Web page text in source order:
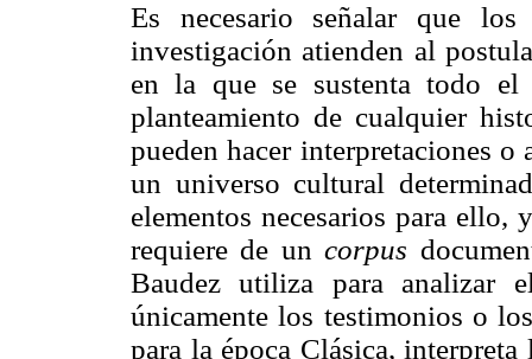
Es necesario señalar que
investigación atienden al
en la que se sustenta todo
planteamiento de cualquier
pueden hacer interpretaciones
un universo cultural
elementos necesarios para
requiere de uncorpus
Baudez utiliza para analizar
únicamente los testimonios o
para la época Clásica,